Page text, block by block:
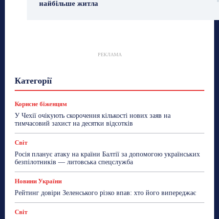
найбільше житла
РЕКЛАМА
Категорії
Новини Чехії
Сад та город
ТехноМанія
Топ-новини Фоторепортаж
Корисне біженцям
У Чехії очікують скорочення кількості нових заяв на
тимчасовий захист на десятки відсотків
Світ
Росія планує атаку на країни Балтії за допомогою українських
безпілотників — литовська спецслужба
Новини України
Рейтинг довіри Зеленського різко впав: хто його випереджає
Світ